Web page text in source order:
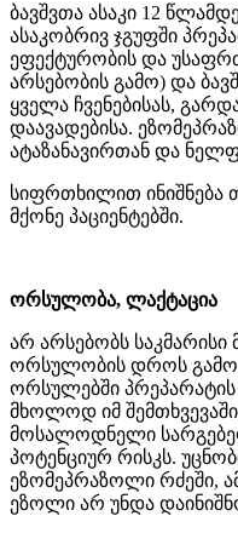
ბავშვთა ასაკი 12
ასაკობრივ ჯგუფში
ეფექტურობის და
არსებობის გამო) და
ყველა ჩვენებისას,
დაავადებისა.
ატაზანავირთან და
სიფრთხილით ინიშნება
მქონე პაციენტებში.
ორსულობა, ლაქტაცია
არ არსებობს
ორსულობის დროს
ორსულებში პრეპარატის
მხოლოდ იმ
მოსალოდნელი
პოტენციურ რისკს.
ეზომეპრაზოლი რძეში,
ეზოლი არ უნდა